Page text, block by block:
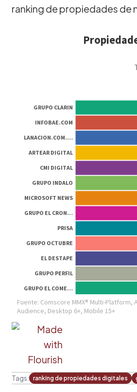
ranking de propiedades de
Tags: ranking de propiedades digitales